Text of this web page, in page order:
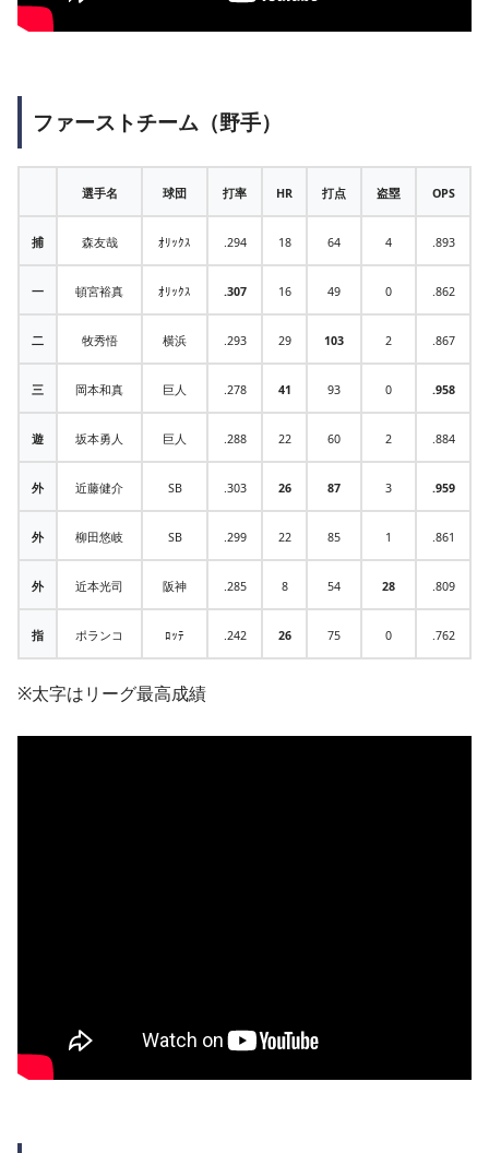
ファーストチーム（野手）
選手名 球団 打率 HR 打点 盗塁 OPS
捕 森友哉 ｵﾘｯｸｽ .294 18 64 4 .893
一 頓宮裕真 ｵﾘｯｸｽ .307 16 49 0 .862
二 牧秀悟 横浜 .293 29 103 2 .867
三 岡本和真 巨人 .278 41 93 0 .958
遊 坂本勇人 巨人 .288 22 60 2 .884
外 近藤健介 SB .303 26 87 3 .959
外 柳田悠岐 SB .299 22 85 1 .861
外 近本光司 阪神 .285 8 54 28 .809
指 ポランコ ﾛｯﾃ .242 26 75 0 .762
※太字はリーグ最高成績